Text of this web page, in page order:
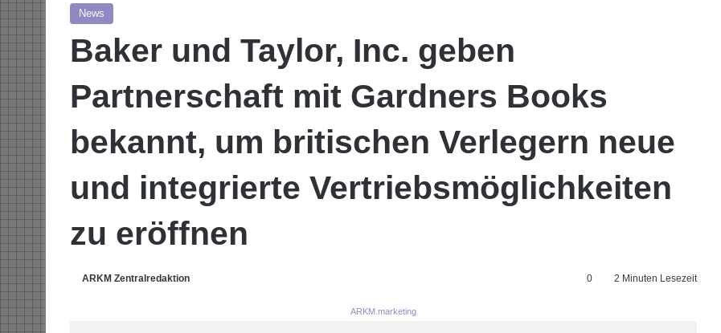
News
Baker und Taylor, Inc. geben
Partnerschaft mit Gardners Books
bekannt, um britischen Verlegern neue
und integrierte Vertriebsmöglichkeiten
zu eröffnen
ARKM Zentralredaktion 0 2 Minuten Lesezeit
ARKM.marketing